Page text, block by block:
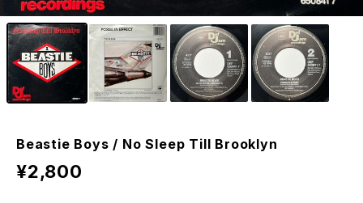
Beastie Boys / No Sleep Till Brooklyn
¥2,800